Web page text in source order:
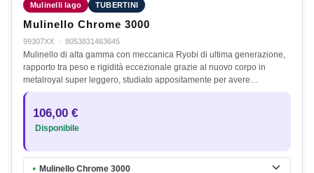
Mulinelli lago TUBERTINI
Mulinello Chrome 3000
99307XX · 8053831463645
Mulinello di alta gamma con meccanica Ryobi di ultima generazione,
rapporto tra peso e rigidità eccezionale grazie al nuovo corpo in
metalroyal super leggero, studiato appositamente per avere…
106,00 €
Disponibile
● Mulinello Chrome 3000